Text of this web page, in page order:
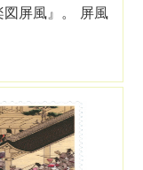
屏風』。 屏風